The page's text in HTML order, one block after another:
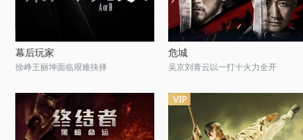
幕后玩家
徐峥王丽坤面临艰难抉择
危城
吴京刘青云以一打十火力全开